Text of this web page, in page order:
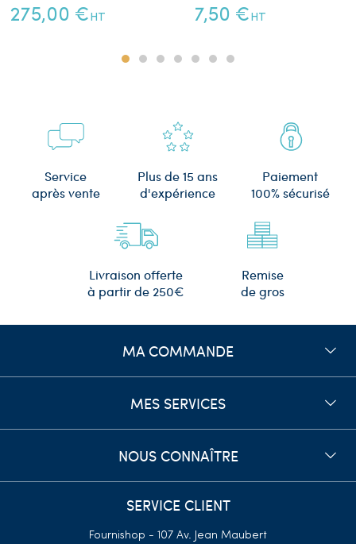
275,00 € HT 7,50 € HT
Service
après vente
Plus de 15 ans
d'expérience
Paiement
100% sécurisé
Livraison offerte
à partir de 250€
Remise
de gros
MA COMMANDE
MES SERVICES
NOUS CONNAÎTRE
SERVICE CLIENT
Fournishop - 107 Av. Jean Maubert